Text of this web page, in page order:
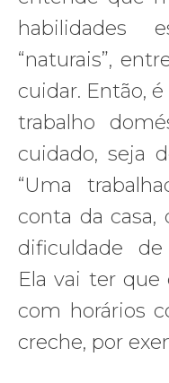
habilidades
“naturais”,
cuidar. Então,
trabalho
cuidado, seja
“Uma
conta da casa,
dificuldade de
Ela vai ter que
com horários
creche, por